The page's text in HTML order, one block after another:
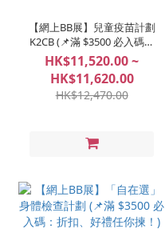
【網上BB展】兒童疫苗計劃
K2CB (📌滿 $3500 必入碼：
折扣、好禮任你揀！)
HK$11,520.00 ~
HK$11,620.00
HK$12,470.00